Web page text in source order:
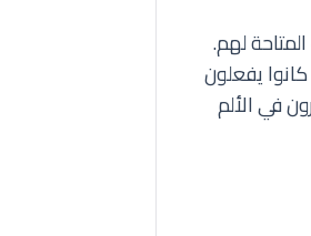
لهم.
يفعلون
في الألم